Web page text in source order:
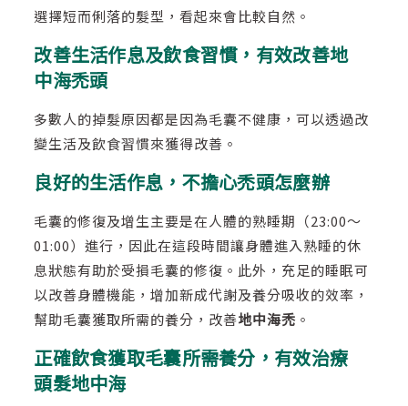
選擇短而俐落的髮型，看起來會比較自然。
改善生活作息及飲食習慣，有效改善地
中海禿頭
多數人的掉髮原因都是因為毛囊不健康，可以透過改
變生活及飲食習慣來獲得改善。
良好的生活作息，不擔心禿頭怎麼辦
毛囊的修復及增生主要是在人體的熟睡期（23:00～
01:00）進行，因此在這段時間讓身體進入熟睡的休
息狀態有助於受損毛囊的修復。此外，充足的睡眠可
以改善身體機能，增加新成代謝及養分吸收的效率，
幫助毛囊獲取所需的養分，改善地中海禿 。
正確飲食獲取毛囊所需養分，有效治療
頭髮地中海